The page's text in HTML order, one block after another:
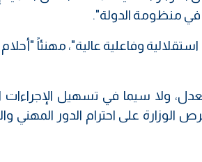
في منظومة الدولة".
وفاعلية عالية"، مهنئاً
ولا سيما في تسهيل الإجراءات
على احترام الدور المهني